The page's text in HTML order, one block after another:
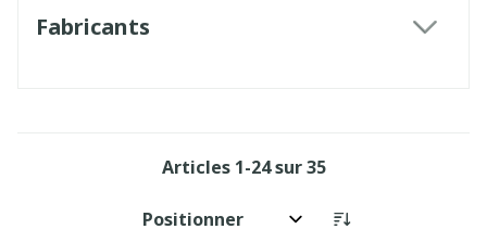
Fabricants
Articles 1-24sur35
Trier par: